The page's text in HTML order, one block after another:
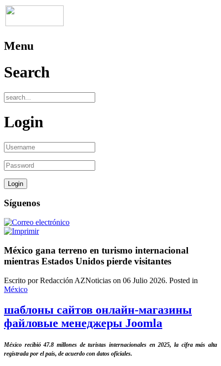
Menu
Search
Login
Síguenos
México gana terreno en turismo internacional
mientras Estados Unidos pierde visitantes
Escrito por Redacción AZNoticias on 06 Julio 2026. Posted in
México
шаблоны сайтов онлайн-магазины
файловые менеджеры Joomla
México recibió 47.8 millones de turistas internacionales en 2025, la cifra más alta
registrada por el país, de acuerdo con datos oficiales.